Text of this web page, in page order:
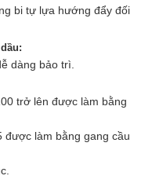
bi tự lựa hướng đẩy đối
dàng bảo trì.
trở lên được làm bằng
được làm bằng gang cầu